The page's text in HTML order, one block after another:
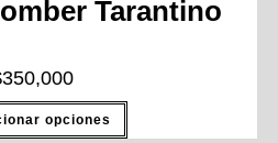
Tarantino
350,000
opciones